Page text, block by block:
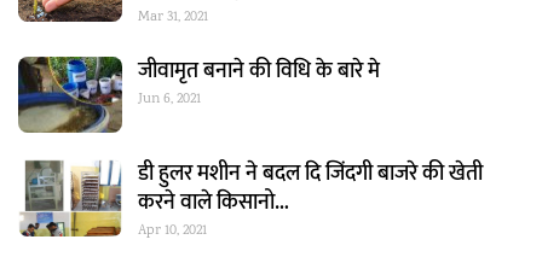
Mar 31, 2021
जीवामृत बनाने की विधि के बारे मे
Jun 6, 2021
डी हुलर मशीन ने बदल दि जिंदगी बाजरे की खेती
करने वाले किसानो…
Apr 10, 2021